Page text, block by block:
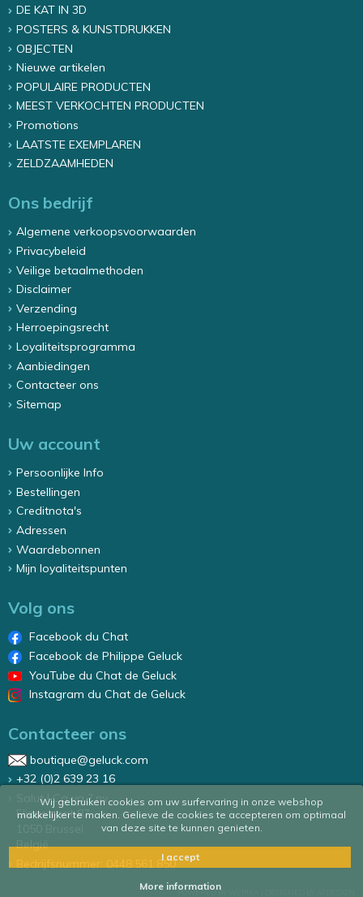
Wij gebruiken cookies om uw surfervaring in onze webshop
makkelijker te maken. Gelieve de cookies te accepteren om optimaal
van deze site te kunnen genieten.
I accept
More information
DE KAT IN 3D
POSTERS & KUNSTDRUKKEN
OBJECTEN
Nieuwe artikelen
POPULAIRE PRODUCTEN
MEEST VERKOCHTEN PRODUCTEN
Promotions
LAATSTE EXEMPLAREN
ZELDZAAMHEDEN
Ons bedrijf
Algemene verkoopsvoorwaarden
Privacybeleid
Veilige betaalmethoden
Disclaimer
Verzending
Herroepingsrecht
Loyaliteitsprogramma
Aanbiedingen
Contacteer ons
Sitemap
Uw account
Persoonlijke Info
Bestellingen
Creditnota's
Adressen
Waardebonnen
Mijn loyaliteitspunten
Volg ons
Facebook du Chat
Facebook de Philippe Geluck
YouTube du Chat de Geluck
Instagram du Chat de Geluck
Contacteer ons
boutique@geluck.com
+32 (0)2 639 23 16
Salut ! Ca va ? nv
Elizastraat 87
1050 Brussel
België
Bedrijfsnummer: 0448.561.850
POWERED BY WEPIKA